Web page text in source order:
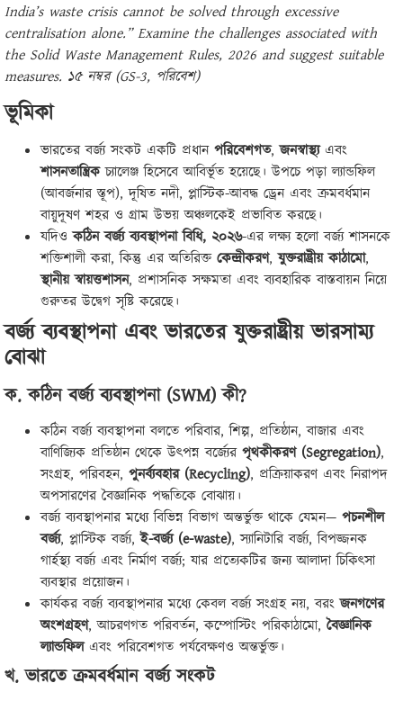
India’s waste crisis cannot be solved through excessive
centralisation alone.” Examine the challenges associated with
the Solid Waste Management Rules, 2026 and suggest suitable
measures. ১৫ নম্বর (GS-3, পরিবেশ)
ভূমিকা
ভারতের বর্জ্য সংকট একটি প্রধান পরিবেশগত,জনস্বাস্থ্যএবং
শাসনতান্ত্রিকচ্যালেঞ্জ হিসেবে আবির্ভূত হয়েছে। উপচে পড়া ল্যান্ডফিল
(আবর্জনার স্তূপ), দূষিত নদী, প্লাস্টিক-আবদ্ধ ড্রেন এবং ক্রমবর্ধমান
বায়ুদূষণ শহর ও গ্রাম উভয় অঞ্চলকেই প্রভাবিত করছে।
যদিওকঠিন বর্জ্য ব্যবস্থাপনা বিধি, ২০২৬-এর লক্ষ্য হলো বর্জ্য শাসনকে
শক্তিশালী করা, কিন্তু এর অতিরিক্ত কেন্দ্রীকরণ,যুক্তরাষ্ট্রীয় কাঠামো,
স্থানীয় স্বায়ত্তশাসন, প্রশাসনিক সক্ষমতা এবং ব্যবহারিক বাস্তবায়ন নিয়ে
গুরুতর উদ্বেগ সৃষ্টি করেছে।
বর্জ্য ব্যবস্থাপনা এবং ভারতের যুক্তরাষ্ট্রীয় ভারসাম্য
বোঝা
ক. কঠিন বর্জ্য ব্যবস্থাপনা (SWM) কী?
কঠিন বর্জ্য ব্যবস্থাপনা বলতে পরিবার, শিল্প, প্রতিষ্ঠান, বাজার এবং
বাণিজ্যিক প্রতিষ্ঠান থেকে উৎপন্ন বর্জ্যের পৃথকীকরণ (Segregation),
সংগ্রহ, পরিবহন, পুনর্ব্যবহার (Recycling), প্রক্রিয়াকরণ এবং নিরাপদ
অপসারণের বৈজ্ঞানিক পদ্ধতিকে বোঝায়।
বর্জ্য ব্যবস্থাপনার মধ্যে বিভিন্ন বিভাগ অন্তর্ভুক্ত থাকে যেমন— পচনশীল
বর্জ্য, প্লাস্টিক বর্জ্য,ই-বর্জ্য (e-waste), স্যানিটারি বর্জ্য, বিপজ্জনক
গার্হস্থ্য বর্জ্য এবং নির্মাণ বর্জ্য; যার প্রত্যেকটির জন্য আলাদা চিকিৎসা
ব্যবস্থার প্রয়োজন।
কার্যকর বর্জ্য ব্যবস্থাপনার মধ্যে কেবল বর্জ্য সংগ্রহ নয়, বরংজনগণের
অংশগ্রহণ, আচরণগত পরিবর্তন, কম্পোস্টিং পরিকাঠামো,বৈজ্ঞানিক
ল্যান্ডফিলএবং পরিবেশগত পর্যবেক্ষণও অন্তর্ভুক্ত।
খ. ভারতে ক্রমবর্ধমান বর্জ্য সংকট